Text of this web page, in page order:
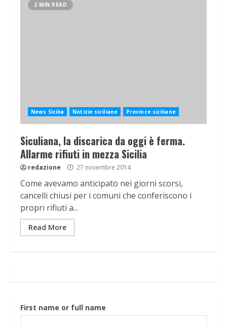
2 MIN READ
News Sicilia Notizie siciliane Province siciliane
Siculiana, la discarica da oggi è ferma.
Allarme rifiuti in mezza Sicilia
redazione 27 novembre 2014
Come avevamo anticipato nei giorni scorsi,
cancelli chiusi per i comuni che conferiscono i
propri rifiuti a...
Read More
First name or full name